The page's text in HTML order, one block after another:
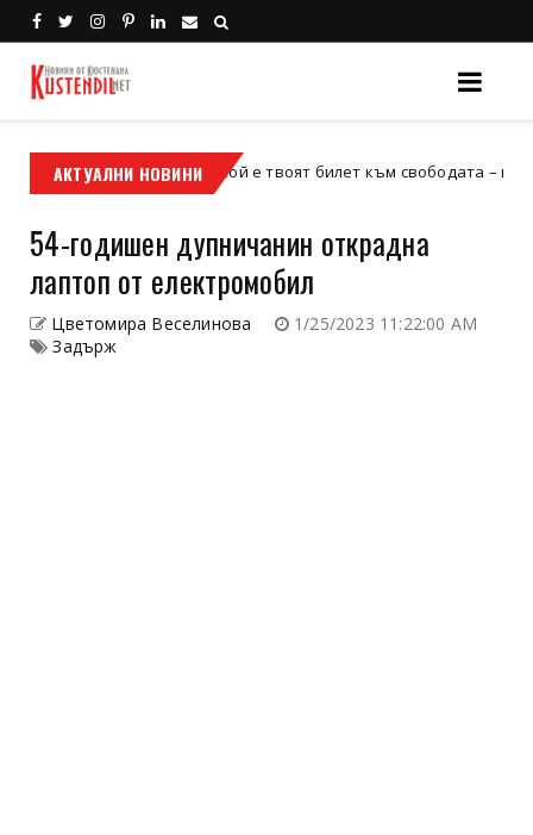
АКТУАЛНИ НОВИНИ
кросов мотор Кой е твоят билет към свободата – кросовият
54-годишен дупничанин открадна
лаптоп от електромобил
Цветомира Веселинова
1/25/2023 11:22:00 AM
Задърж